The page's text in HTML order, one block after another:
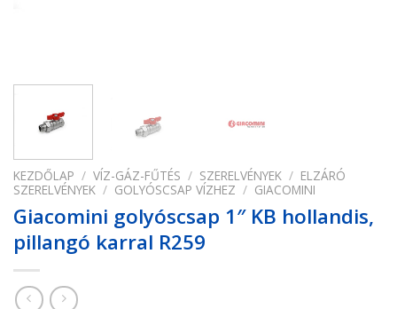
KEZDŐLAP / VÍZ-GÁZ-FŰTÉS / SZERELVÉNYEK / ELZÁRÓ
SZERELVÉNYEK / GOLYÓSCSAP VÍZHEZ / GIACOMINI
Giacomini golyóscsap 1″ KB hollandis,
pillangó karral R259